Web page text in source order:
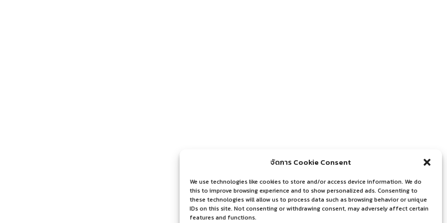
จัดการ Cookie Consent
We use technologies like cookies to store and/or access device information. We do
this to improve browsing experience and to show personalized ads. Consenting to
these technologies will allow us to process data such as browsing behavior or unique
IDs on this site. Not consenting or withdrawing consent, may adversely affect certain
features and functions.